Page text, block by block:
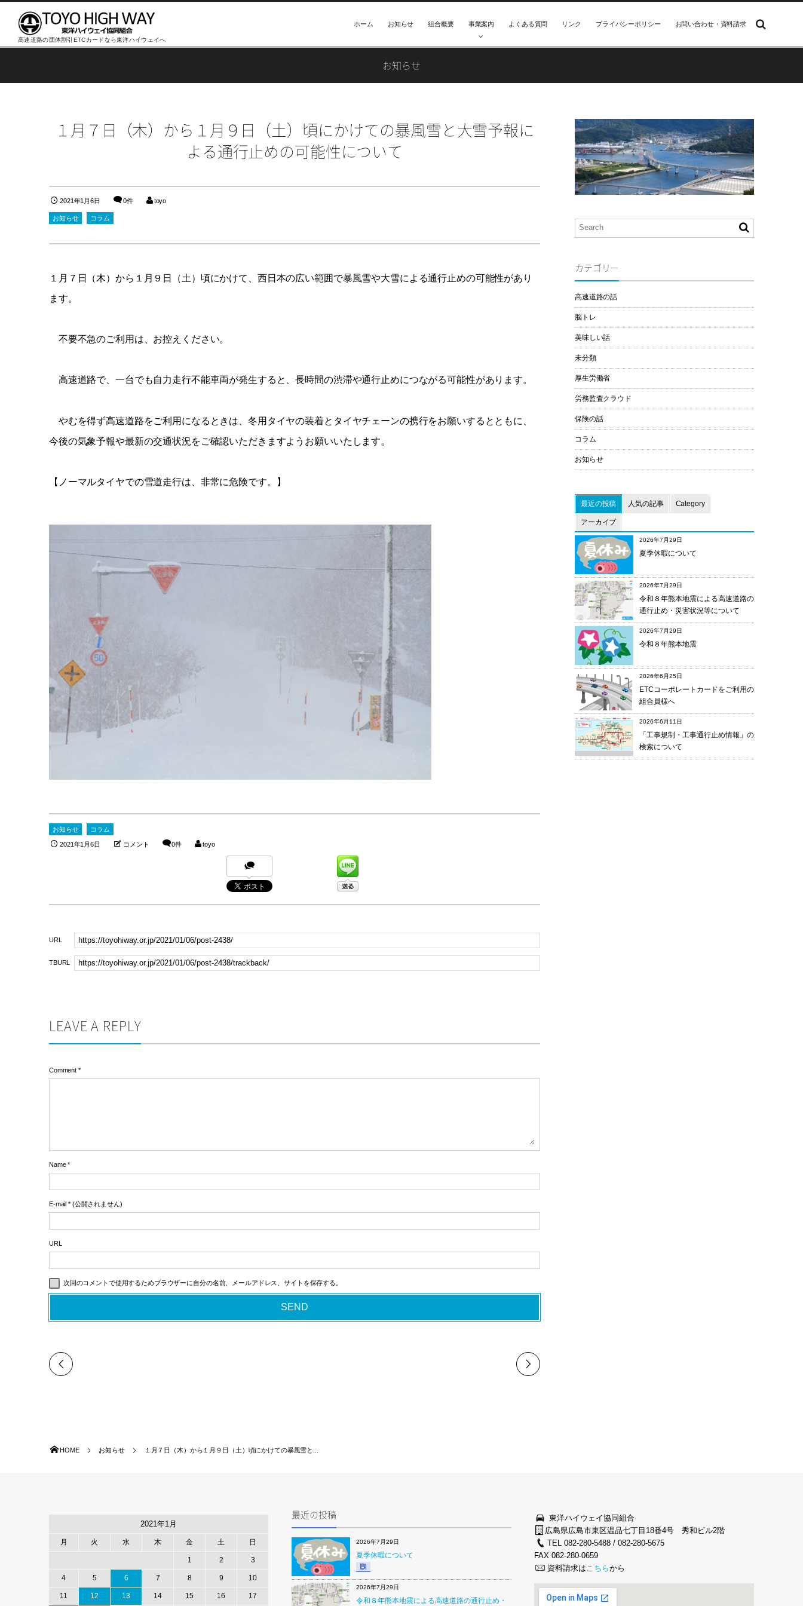
高速道路の団体割引ETCカードなら東洋ハイウェイへ
ホーム お知らせ 組合概要 事業案内 よくある質問 リンク プライバシーポリシー お問い合わせ・資料請求
お知らせ
１月７日（木）から１月９日（土）頃にかけての暴風雪と大雪予報に
よる通行止めの可能性について
2021年1月6日 0件 toyo
お知らせ コラム
１月７日（木）から１月９日（土）頃にかけて、西日本の広い範囲で暴風雪や大雪による通行止めの可能性があり
ます。
不要不急のご利用は、お控えください。
高速道路で、一台でも自力走行不能車両が発生すると、長時間の渋滞や通行止めにつながる可能性があります。
やむを得ず高速道路をご利用になるときは、冬用タイヤの装着とタイヤチェーンの携行をお願いするとともに、
今後の気象予報や最新の交通状況をご確認いただきますようお願いいたします。
【ノーマルタイヤでの雪道走行は、非常に危険です。】
お知らせ コラム
2021年1月6日 コメント 0件 toyo
URL
TBURL
LEAVE A REPLY
Comment *
Name *
E-mail *(公開されません)
URL
次回のコメントで使用するためブラウザーに自分の名前、メールアドレス、サイトを保存する。
カテゴリー
高速道路の話
脳トレ
美味しい話
未分類
厚生労働省
労務監査クラウド
保険の話
コラム
お知らせ
最近の投稿 人気の記事 Category
アーカイブ
2026年7月29日
夏季休暇について
2026年7月29日
令和８年熊本地震による高速道路の
通行止め・災害状況等について
2026年7月29日
令和８年熊本地震
2026年6月25日
ETCコーポレートカードをご利用の
組合員様へ
2026年6月11日
「工事規制・工事通行止め情報」の
検索について
HOME お知らせ １月７日（木）から１月９日（土）頃にかけての暴風雪と...
2021年1月
月 火 水 木 金 土 日
1 2 3
4 5 6 7 8 9 10
11 12 13 14 15 16 17
最近の投稿
2026年7月29日
夏季休暇について
2026年7月29日
令和８年熊本地震による高速道路の通行止め・
東洋ハイウェイ協同組合
広島県広島市東区温品七丁目18番4号 秀和ビル2階
TEL 082-280-5488 / 082-280-5675
FAX 082-280-0659
資料請求はこちらから